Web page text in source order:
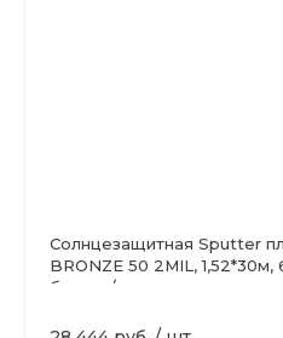
Солнцезащитная Sputter
BRONZE 50 2MIL,
бронза/медь